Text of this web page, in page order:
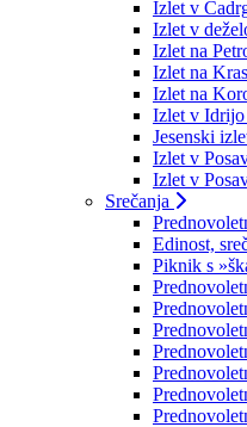
Izlet v
Izlet v
Izlet na
Izlet na
Izlet na
Izlet v Idrijo
Jesenski
Izlet v
Izlet v
Srečanja
Edinost,
Piknik s